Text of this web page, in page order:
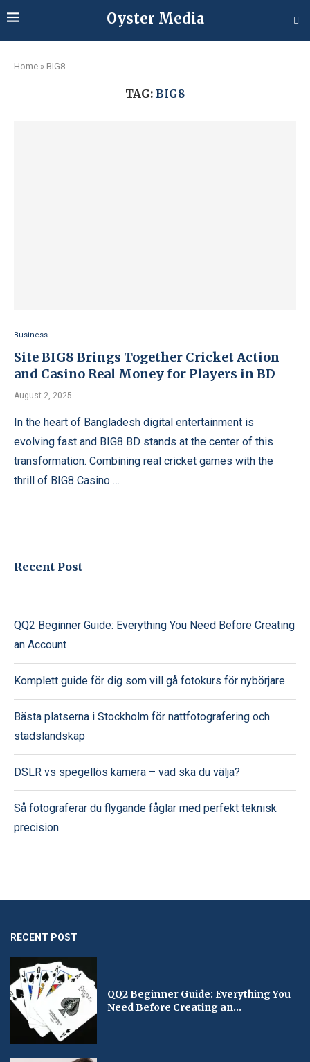
Oyster Media
Home » BIG8
TAG: BIG8
Business
Site BIG8 Brings Together Cricket Action
and Casino Real Money for Players in BD
August 2, 2025
In the heart of Bangladesh digital entertainment is
evolving fast and BIG8 BD stands at the center of this
transformation. Combining real cricket games with the
thrill of BIG8 Casino …
Recent Post
QQ2 Beginner Guide: Everything You Need Before Creating
an Account
Komplett guide för dig som vill gå fotokurs för nybörjare
Bästa platserna i Stockholm för nattfotografering och
stadslandskap
DSLR vs spegellös kamera – vad ska du välja?
Så fotograferar du flygande fåglar med perfekt teknisk
precision
RECENT POST
QQ2 Beginner Guide: Everything You
Need Before Creating an...